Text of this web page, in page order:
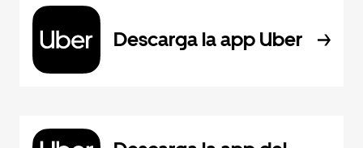
Descarga la app Uber